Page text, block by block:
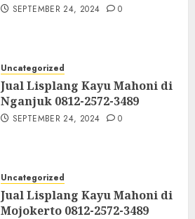
SEPTEMBER 24, 2024 0
Uncategorized
Jual Lisplang Kayu Mahoni di
Nganjuk 0812-2572-3489
SEPTEMBER 24, 2024 0
Uncategorized
Jual Lisplang Kayu Mahoni di
Mojokerto 0812-2572-3489